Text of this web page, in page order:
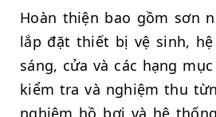
Hoàn thiện bao gồm sơn
lắp đặt thiết bị vệ sinh,
sáng, cửa và các hạng
kiểm tra và nghiệm thu